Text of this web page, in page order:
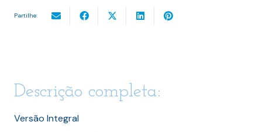
Partilhe:
Descrição completa:
Versão Integral